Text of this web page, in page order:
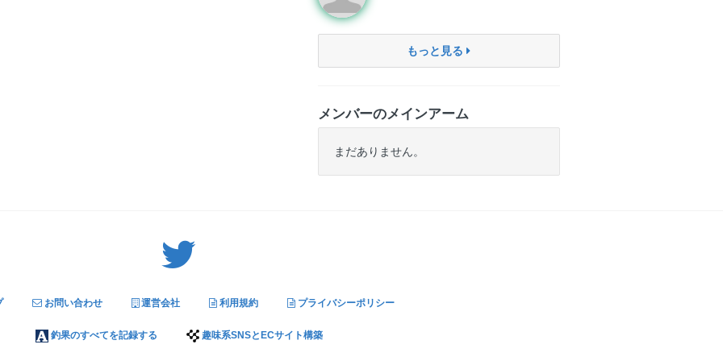
もっと見る
メンバーのメインアーム
まだありません。
お問い合わせ 運営会社 利用規約 プライバシーポリシー
釣果のすべてを記録する 趣味系SNSとECサイト構築